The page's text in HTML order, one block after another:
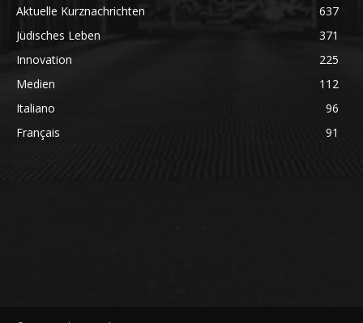
Aktuelle Kurznachrichten
637
Jüdisches Leben
371
Innovation
225
Medien
112
Italiano
96
Français
91